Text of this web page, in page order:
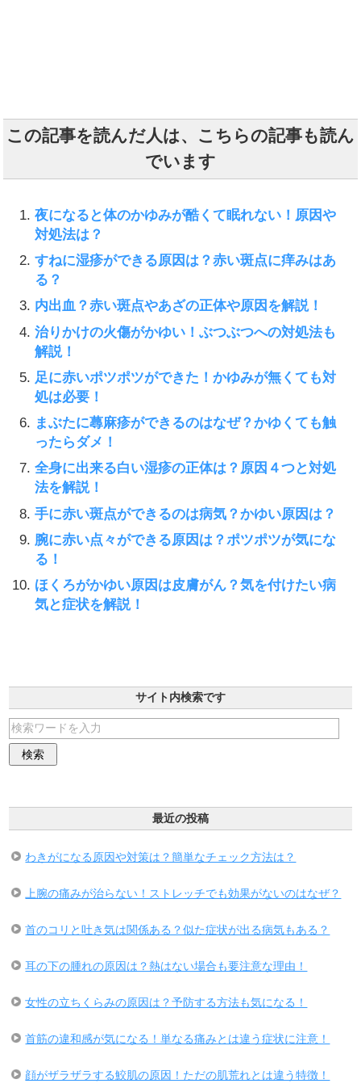
この記事を読んだ人は、こちらの記事も読ん
でいます
夜になると体のかゆみが酷くて眠れない！原因や
対処法は？
すねに湿疹ができる原因は？赤い斑点に痒みはあ
る？
内出血？赤い斑点やあざの正体や原因を解説！
治りかけの火傷がかゆい！ぶつぶつへの対処法も
解説！
足に赤いポツポツができた！かゆみが無くても対
処は必要！
まぶたに蕁麻疹ができるのはなぜ？かゆくても触
ったらダメ！
全身に出来る白い湿疹の正体は？原因４つと対処
法を解説！
手に赤い斑点ができるのは病気？かゆい原因は？
腕に赤い点々ができる原因は？ポツポツが気にな
る！
ほくろがかゆい原因は皮膚がん？気を付けたい病
気と症状を解説！
サイト内検索です
最近の投稿
わきがになる原因や対策は？簡単なチェック方法は？
上腕の痛みが治らない！ストレッチでも効果がないのはなぜ？
首のコリと吐き気は関係ある？似た症状が出る病気もある？
耳の下の腫れの原因は？熱はない場合も要注意な理由！
女性の立ちくらみの原因は？予防する方法も気になる！
首筋の違和感が気になる！単なる痛みとは違う症状に注意！
顔がザラザラする鮫肌の原因！ただの肌荒れとは違う特徴！